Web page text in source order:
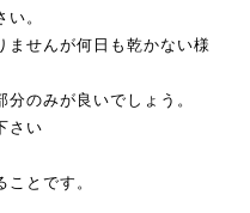
。
ませんが何日も乾かない様
のみが良いでしょう。
さい
とです。